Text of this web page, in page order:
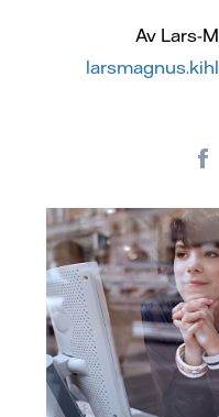
Av Lars-